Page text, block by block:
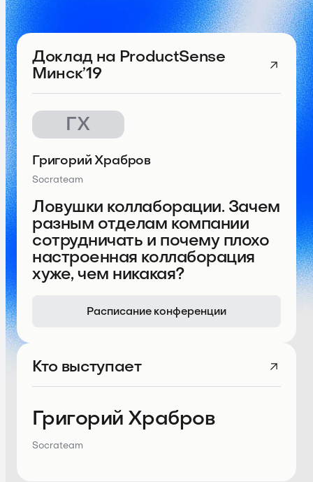
Доклад на ProductSense
Минск’19
ГХ
Ловушки коллаборации. Зачем
разным отделам компании
сотрудничать и почему плохо
настроенная коллаборация
хуже, чем никакая?
Григорий Храбров
Socrateam
Расписание конференции
Кто выступает
Григорий Храбров
Socrateam